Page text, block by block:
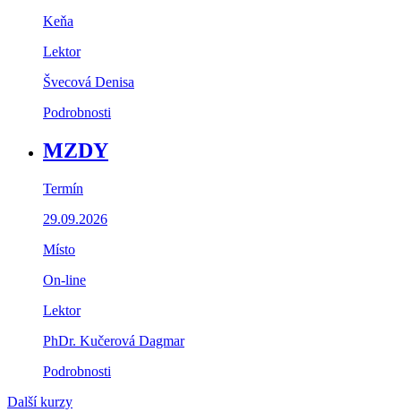
Keňa
Lektor
Švecová Denisa
Podrobnosti
MZDY
Termín
29.09.2026
Místo
On-line
Lektor
PhDr. Kučerová Dagmar
Podrobnosti
Další kurzy